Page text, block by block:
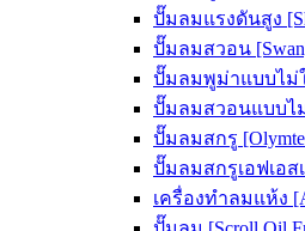
ปั๊มลมแรงดันสูง
ปั๊มลมสวอน
ปั๊มลมพูม่าแบบไม่ใ
ปั๊มลมสวอนแบบไม่
ปั๊มลมสกรู
ปั๊มลมสกรูเอฟเอส
เครื่องทำลมแห้ง